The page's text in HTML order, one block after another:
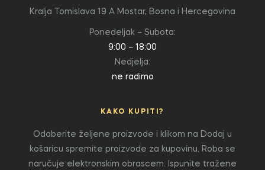
Kralja Tomislava 19 A Mostar, Bosna i Hercegovina
Ponedeljak – Subota:
9:00 – 18:00
Nedjelja:
ne radimo
KAKO KUPITI?
Odaberite željene proizvode i klikom na Dodaj u
košaricu spremite proizvode za kupovinu. Roba se
naručuje elektronskim obrascem. Ispunite tražene